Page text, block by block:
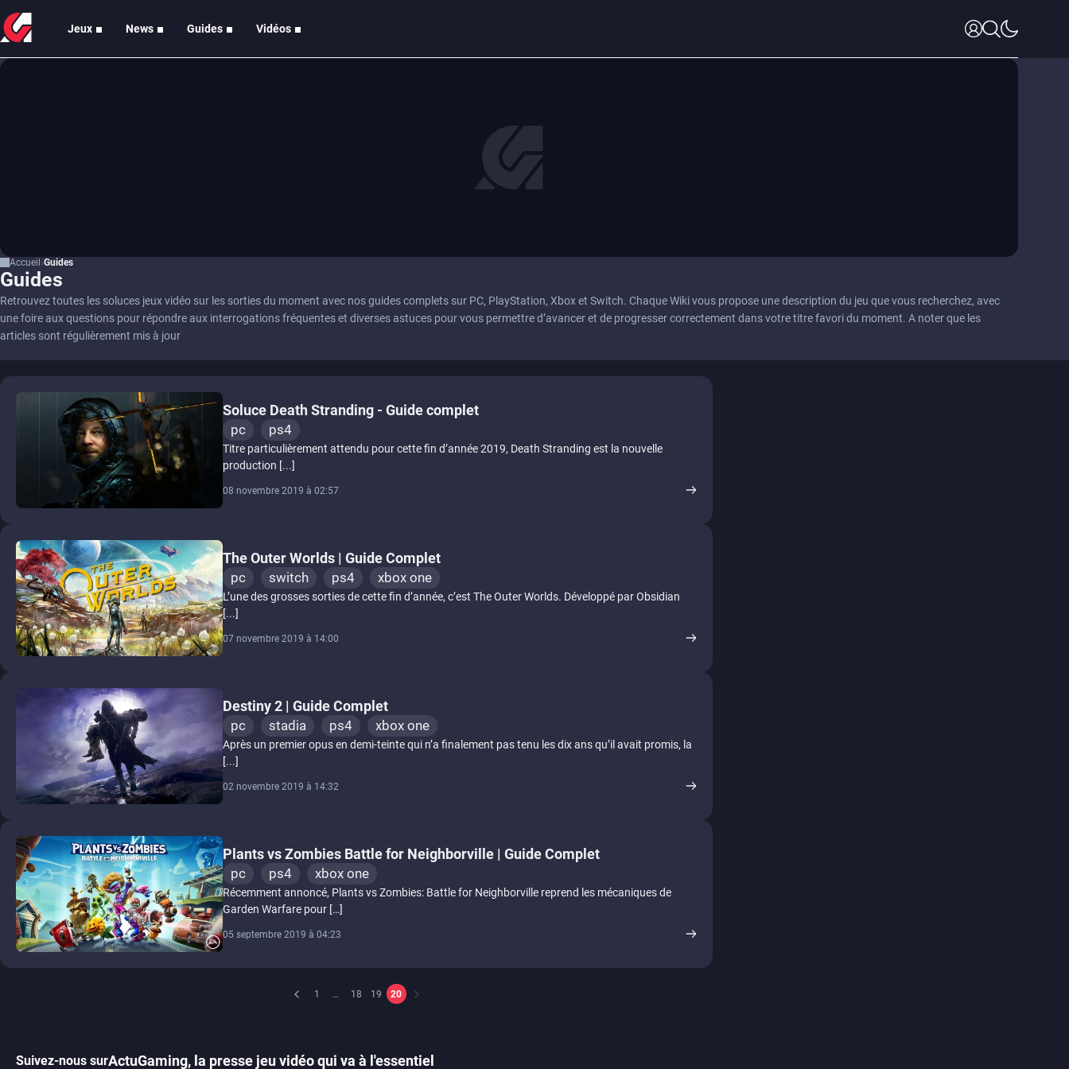
Jeux News Guides Vidéos
Accueil Guides
Guides
Retrouvez toutes les soluces jeux vidéo sur les sorties du moment avec nos guides complets sur PC, PlayStation, Xbox et Switch. Chaque Wiki vous propose une description du jeu que vous recherchez, avec
une foire aux questions pour répondre aux interrogations fréquentes et diverses astuces pour vous permettre d’avancer et de progresser correctement dans votre titre favori du moment. A noter que les
articles sont régulièrement mis à jour
Soluce Death Stranding - Guide complet
pc ps4
Titre particulièrement attendu pour cette fin d’année 2019, Death Stranding est la nouvelle
production [...]
08 novembre 2019 à 02:57
The Outer Worlds | Guide Complet
pc switch ps4 xbox one
L’une des grosses sorties de cette fin d’année, c’est The Outer Worlds. Développé par Obsidian
[...]
07 novembre 2019 à 14:00
Destiny 2 | Guide Complet
pc stadia ps4 xbox one
Après un premier opus en demi-teinte qui n’a finalement pas tenu les dix ans qu’il avait promis, la
[...]
02 novembre 2019 à 14:32
Plants vs Zombies Battle for Neighborville | Guide Complet
pc ps4 xbox one
Récemment annoncé, Plants vs Zombies: Battle for Neighborville reprend les mécaniques de
Garden Warfare pour […]
05 septembre 2019 à 04:23
1 … 18 19 20
Suivez-nous surActuGaming, la presse jeu vidéo qui va à l'essentiel